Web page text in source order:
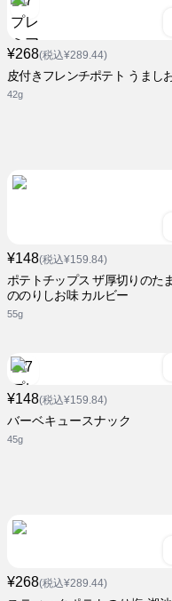
¥268(税込¥289.44)
皮付きフレンチポテト うまし
42g
¥148(税込¥159.84)
ポテトチップス ザ厚切りのた
ののりしお味 カルビー
55g
¥148(税込¥159.84)
バーベキュースナック
45g
¥268(税込¥289.44)